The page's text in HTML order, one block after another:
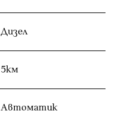
Дизел
5км
Автоматик